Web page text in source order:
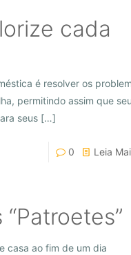
cada
é resolver os
permitindo assim que
seus […]
0 Leia
ao fim de um dia